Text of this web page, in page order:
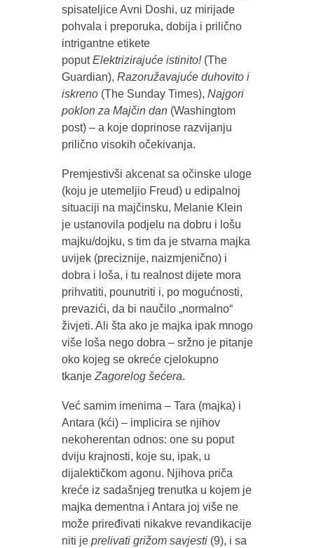
spisateljice Avni Doshi, uz mirijade
pohvala i preporuka, dobija i prilično
intrigantne etikete
poputElektrizirajuće istinito!(The
Guardian), Razoružavajuće duhovito i
iskreno(The Sunday Times), Najgori
poklon za Majčin dan(Washingtom
post) – a koje doprinose razvijanju
prilično visokih očekivanja.
Premjestivši akcenat sa očinske uloge
(koju je utemeljio Freud) u edipalnoj
situaciji na majčinsku, Melanie Klein
je ustanovila podjelu na dobru i lošu
majku/dojku, s tim da je stvarna majka
uvijek (preciznije, naizmjenično) i
dobra i loša, i tu realnost dijete mora
prihvatiti, pounutriti i, po mogućnosti,
prevazići, da bi naučilo „normalno“
živjeti. Ali šta ako je majka ipak mnogo
više loša nego dobra – sržno je pitanje
oko kojeg se okreće cjelokupno
tkanjeZagorelog šećera.
Već samim imenima – Tara (majka) i
Antara (kći) – implicira se njihov
nekoherentan odnos: one su poput
dviju krajnosti, koje su, ipak, u
dijalektičkom agonu. Njihova priča
kreće iz sadašnjeg trenutka u kojem je
majka dementna i Antara joj više ne
može priređivati nikakve revandikacije
niti je prelivati grižom savjesti(9), i sa